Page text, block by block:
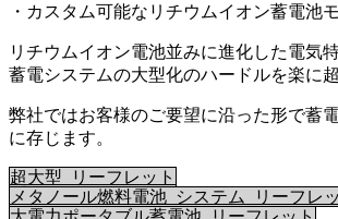
・カスタム可能なリチウムイオン蓄電池
リチウムイオン電池並みに進化した電気
蓄電システムの大型化のハードルを楽に
弊社ではお客様のご要望に沿った形で蓄
に存じます。
超大型_リーフレット
メタノール燃料電池_システム_リーフレ